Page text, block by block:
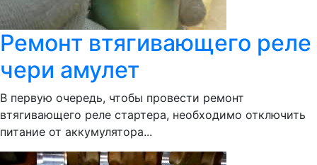
Ремонт втягивающего реле
чери амулет
В первую очередь, чтобы провести ремонт
втягивающего реле стартера, необходимо отключить
питание от аккумулятора...